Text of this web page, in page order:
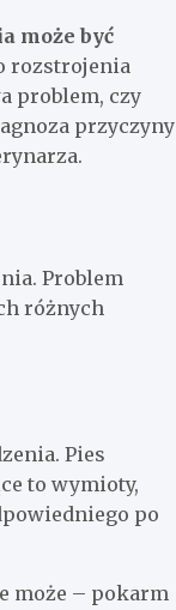
może być
rozstrojenia
problem, czy
przyczyny
Problem
różnych
Pies
to wymioty,
po
może – pokarm